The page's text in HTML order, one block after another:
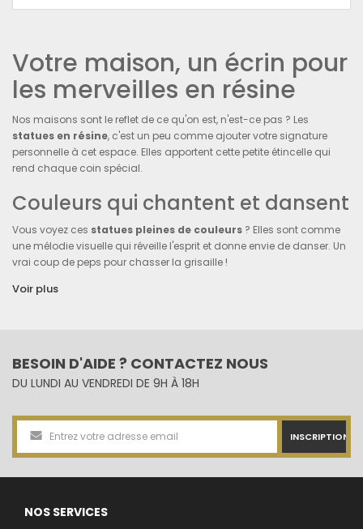
Votre maison, un écrin pour
les merveilles en résine
Nos maisons sont le reflet de ce qu'on est, n'est-ce pas ? Les
statues en résine, c'est un peu comme ajouter votre signature
personnelle à cet espace. Elles apportent cette petite étincelle qui
rend chaque coin spécial.
Couleurs qui chantent et dansent
Vous voyez ces statues pleines de couleurs ? Elles sont comme
une mélodie visuelle qui réveille l'esprit et donne envie de danser. Un
vrai coup de peps pour chasser la grisaille !
La classe du noir et blanc
jamais. Comme un bon vieux film en noir et blanc qui a toujours son
charme.
Le jardin, une galerie à ciel
ouvert
Voir plus
BESOIN D'AIDE ? CONTACTEZ NOUS
DU LUNDI AU VENDREDI DE 9H À 18H
INSCRIPTION
NOS SERVICES